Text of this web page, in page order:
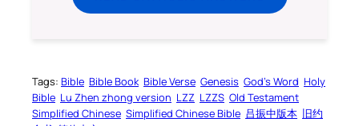
Tags: Bible Bible Book Bible Verse Genesis God’s Word Holy
Bible Lu Zhen zhong version LZZ LZZS Old Testament
Simplified Chinese Simplified Chinese Bible 吕振中版本 旧约